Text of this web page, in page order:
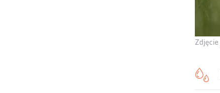
Zdjęcie